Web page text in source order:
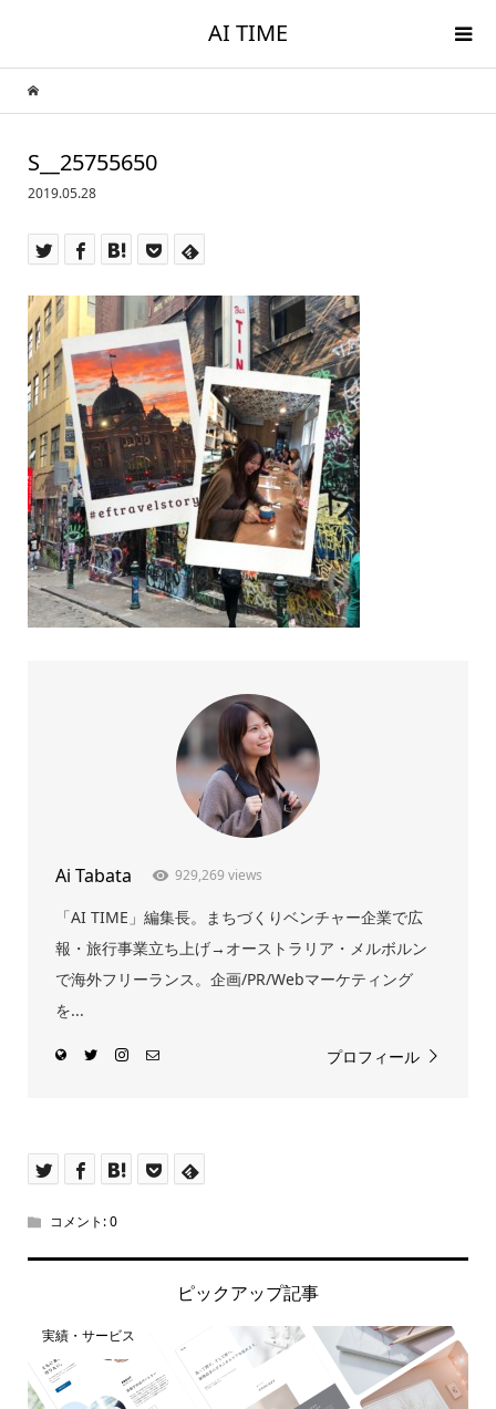
AI TIME
S__25755650
2019.05.28
Ai Tabata 929,269 views
「AI TIME」編集長。まちづくりベンチャー企業で広
報・旅行事業立ち上げ→オーストラリア・メルボルン
で海外フリーランス。企画/PR/Webマーケティング
を...
プロフィール
コメント:0
ピックアップ記事
実績・サービス